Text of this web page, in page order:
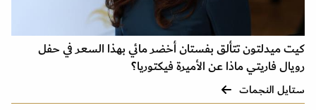
كيت ميدلتون تتألق بفستان أخضر مائي بهذا السعر في حفل
رويال فاريتي ماذا عن الأميرة فيكتوريا؟
ستايل النجمات